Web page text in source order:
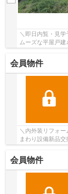
＼即日内覧・見学予
ムーズな平屋戸
会員物件
＼内外装リフォーム済の再生
まわり設備新品
い！ ■ひだま
会員物件